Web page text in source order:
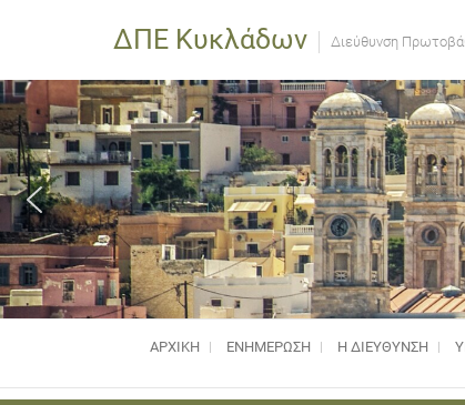
ΔΠΕ Κυκλάδων Διεύθυνση
ΑΡΧΙΚΗ ΕΝΗΜΈΡΩΣΗ Η ΔΙΕΥΘΥΝΣΗ